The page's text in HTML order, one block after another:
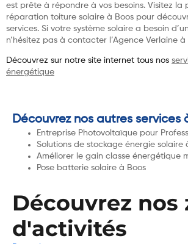
est prête à répondre à vos besoins. Visitez la
réparation toiture solaire à Boos pour
services. Si votre système solaire a besoin
n’hésitez pas à contacter l’Agence Verlaine à
Découvrez sur notre site internet tous nos
énergétique
Découvrez nos autres services
Entreprise Photovoltaïque pour
Solutions de stockage énergie solaire
Améliorer le gain classe énergétique
Pose batterie solaire à Boos
Découvrez nos
d'activités